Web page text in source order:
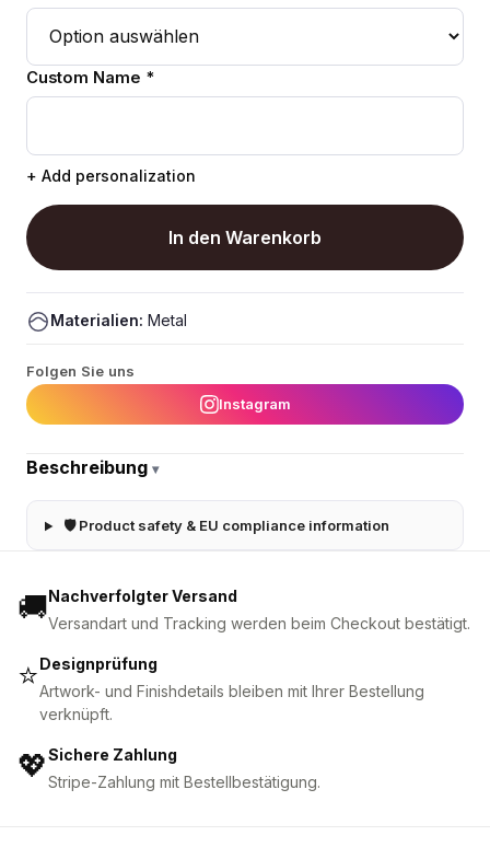
Custom Name *
+ Add personalization
In den Warenkorb
Materialien: Metal
Folgen Sie uns
Instagram
Beschreibung ▾
🛡 Product safety & EU compliance information
🚚Nachverfolgter Versand
Versandart und Tracking werden beim Checkout bestätigt.
⭐Designprüfung
Artwork- und Finishdetails bleiben mit Ihrer Bestellung
verknüpft.
💖Sichere Zahlung
Stripe-Zahlung mit Bestellbestätigung.